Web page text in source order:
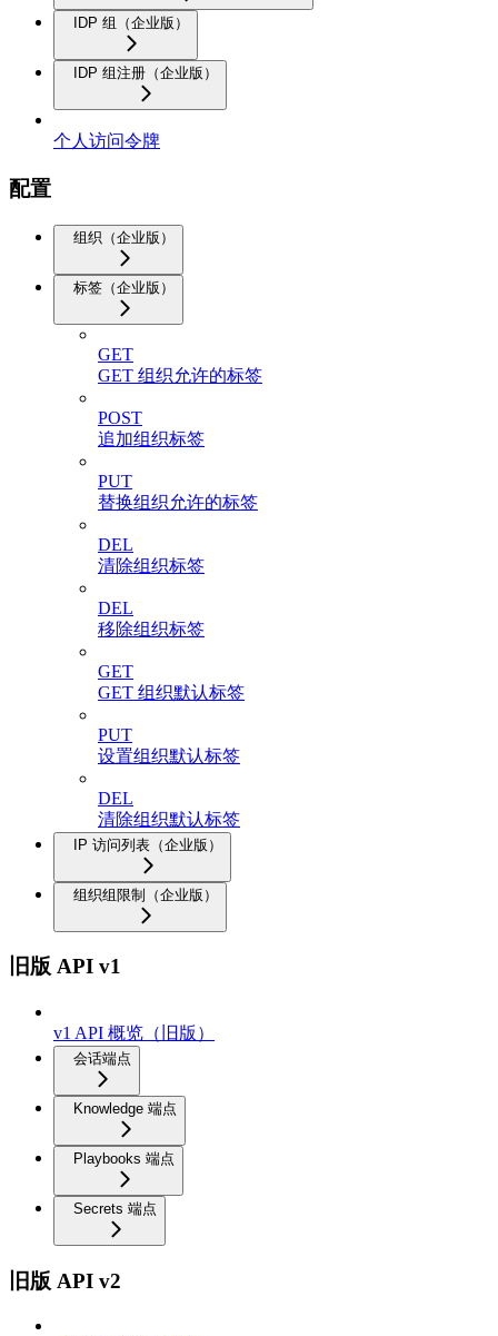
IDP 组（企业版）
IDP 组注册（企业版）
个人访问令牌
配置
组织（企业版）
标签（企业版）
GET
GET 组织允许的标签
POST
追加组织标签
PUT
替换组织允许的标签
DEL
清除组织标签
DEL
移除组织标签
GET
GET 组织默认标签
PUT
设置组织默认标签
DEL
清除组织默认标签
IP 访问列表（企业版）
组织组限制（企业版）
旧版 API v1
v1 API 概览（旧版）
会话端点
Knowledge 端点
Playbooks 端点
Secrets 端点
旧版 API v2